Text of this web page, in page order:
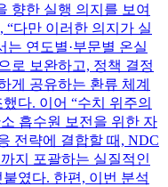
향한 실행 의지를 보여
“다만 이러한 의지가 실
연도별·부문별 온실
로 보완하고, 정책 결정
게 공유하는 환류 체계
다. 이어 “수치 위주의
흡수원 보전을 위한 자
전략에 결합할 때, NDC
지 포괄하는 실질적인
였다. 한편, 이번 분석